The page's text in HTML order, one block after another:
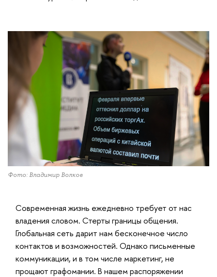
Фото: Владимир Волков
Современная жизнь ежедневно требует от нас
владения словом. Стерты границы общения.
Глобальная сеть дарит нам бесконечное число
контактов и возможностей. Однако письменные
коммуникации, и в том числе маркетинг, не
прощают графомании. В нашем распоряжении